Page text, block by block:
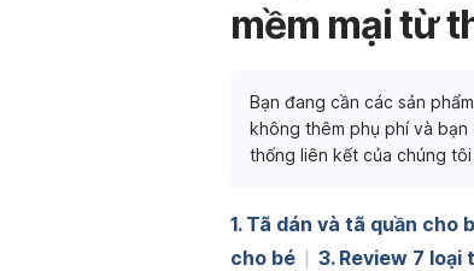
mềm mại từ
Bạn đang cần các sản
không thêm phụ phí và
thống liên kết của chúng tôi
1. Tã dán và tã quần cho
cho bé
3. Review 7